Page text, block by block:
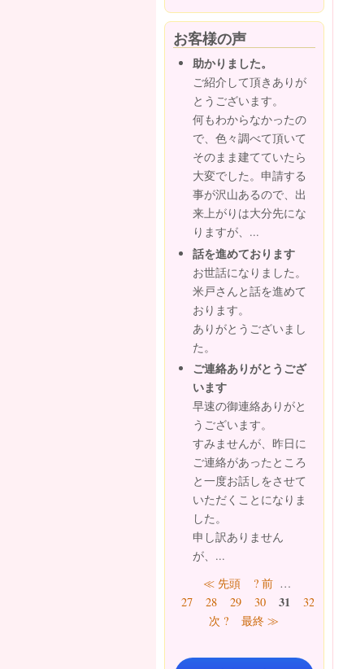
お客様の声
助かりました。
ご紹介して頂きありが
とうございます。
何もわからなかったの
で、色々調べて頂いて
そのまま建てていたら
大変でした。申請する
事が沢山あるので、出
来上がりは大分先にな
りますが、...
話を進めております
お世話になりました。
米戸さんと話を進めて
おります。
ありがとうございまし
た。
ご連絡ありがとうござ
います
早速の御連絡ありがと
うございます。
すみませんが、昨日に
ご連絡があったところ
と一度お話しをさせて
いただくことになりま
した。
申し訳ありません
が、...
ページ≪ 先頭 ? 前 …
27
28 29 30 31 32
次 ?
最終 ≫